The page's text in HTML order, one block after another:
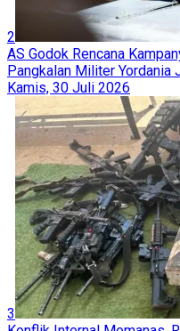
2
AS Godok Rencana
Pangkalan Militer Yordania
Kamis, 30 Juli 2026
3